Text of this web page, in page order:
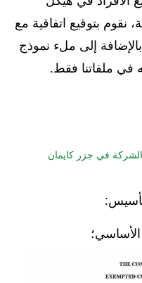
نقوم بتوقيع اتفاقية مع
إلى ملء نموذج
في ملفاتنا فقط.